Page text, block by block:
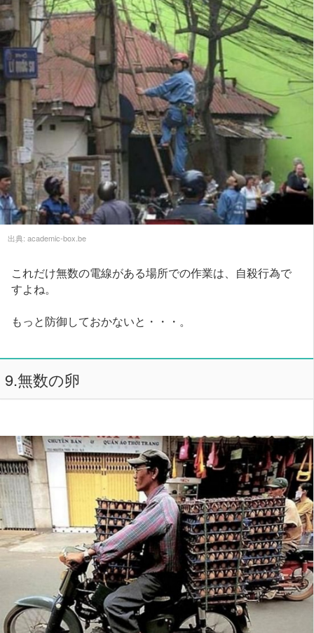
出典: academic-box.be
これだけ無数の電線がある場所での作業は、自殺行為で
すよね。
もっと防御しておかないと・・・。
9.無数の卵